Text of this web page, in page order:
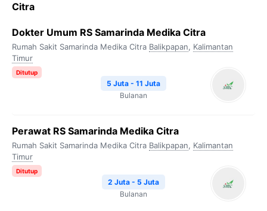
Citra
Dokter Umum RS Samarinda Medika Citra
Rumah Sakit Samarinda Medika Citra Balikpapan, Kalimantan
Timur
Ditutup
5 Juta - 11 Juta
Bulanan
Perawat RS Samarinda Medika Citra
Rumah Sakit Samarinda Medika Citra Balikpapan, Kalimantan
Timur
Ditutup
2 Juta - 5 Juta
Bulanan